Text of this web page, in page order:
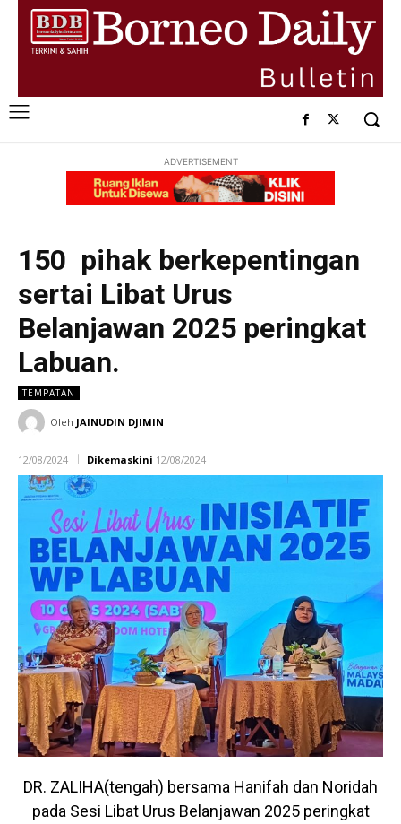
ADVERTISEMENT
150 pihak berkepentingan
sertai Libat Urus
Belanjawan 2025 peringkat
Labuan.
TEMPATAN
Oleh JAINUDIN DJIMIN
12/08/2024 Dikemaskini 12/08/2024
DR. ZALIHA(tengah) bersama Hanifah dan Noridah
pada Sesi Libat Urus Belanjawan 2025 peringkat